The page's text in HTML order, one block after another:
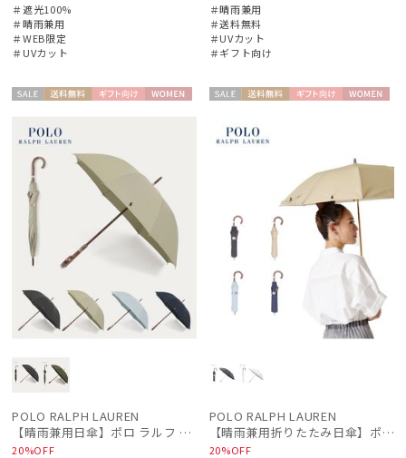
＃遮光100%
＃晴雨兼用
＃WEB限定
＃UVカット
＃晴雨兼用
＃送料無料
＃UVカット
＃ギフト向け
料
POLO RALPH LAUREN
【晴雨兼用日傘】ポロ ラルフ ローレン (POLO RALPH LAUREN) 無地刺繍 簡単開閉 遮光 遮熱 UV 日本製
20%OFF
料
POLO RALPH LAUREN
【晴雨兼用折りたたみ日傘】ポロ ラルフ ローレン (POLO RALPH LAUREN) 無地刺繍 遮光 遮熱 UV 晴雨兼用
20%OFF